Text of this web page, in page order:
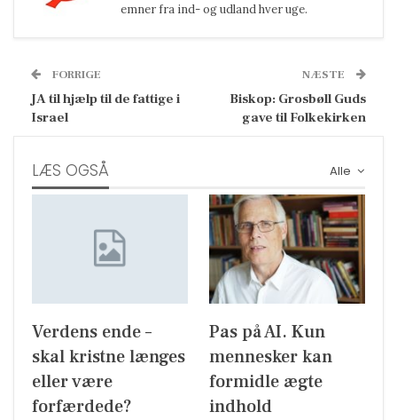
emner fra ind- og udland hver uge.
FORRIGE
JA til hjælp til de fattige i
Israel
NÆSTE
Biskop: Grosbøll Guds
gave til Folkekirken
Alle
LÆS OGSÅ
Verdens ende –
skal kristne længes
eller være
forfærdede?
Pas på AI. Kun
mennesker kan
formidle ægte
indhold